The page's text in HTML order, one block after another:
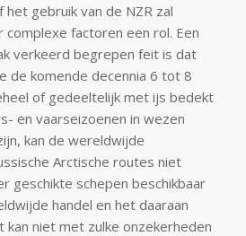
gebruik van de NZR zal
factoren een rol. Een
verkeerd begrepen feit is dat
de komende decennia 6 tot 8
of gedeeltelijk met ijs bedekt
en vaarseizoenen in wezen
kan de wereldwijde
Arctische routes niet
geschikte schepen beschikbaar
handel en het daaraan
niet met zulke onzekerheden